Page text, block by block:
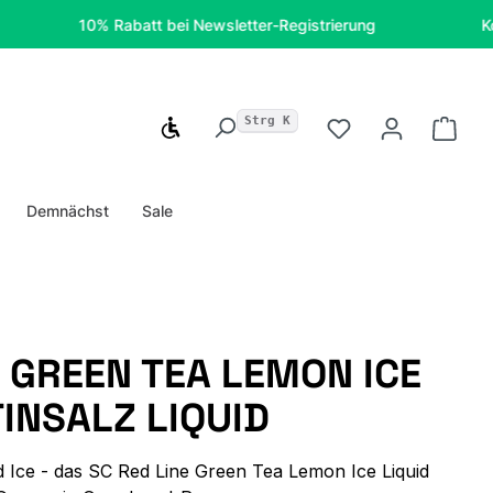
10% Rabatt bei Newsletter-Registrierung
Werkzeugleiste anzeigen
Strg K Du hast 0
Demnächst Sale
TEA LEMON ICE
LIQUID
- das SC Red Line Green Tea Lemon Ice Liquid